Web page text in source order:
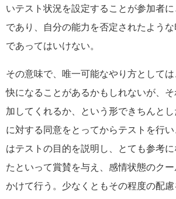
いテスト状況を設定することが参加者
であり、自分の能力を否定されたよう
であってはいけない。
その意味で、唯一可能なやり方として
快になることがあるかもしれないが、
加してくれるか、という形できちんと
に対する同意をとってからテストを行
はテストの目的を説明し、とても参考
たといって賞賛を与え、感情状態のク
かけて行う。少なくともその程度の配